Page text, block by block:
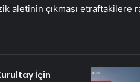
aletinin çıkması etraftakilere
İçin